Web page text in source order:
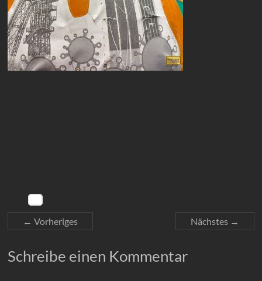
← Vorheriges Nächstes →
Schreibe einen Kommentar